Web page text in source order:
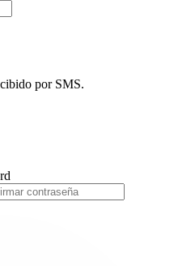
por SMS.